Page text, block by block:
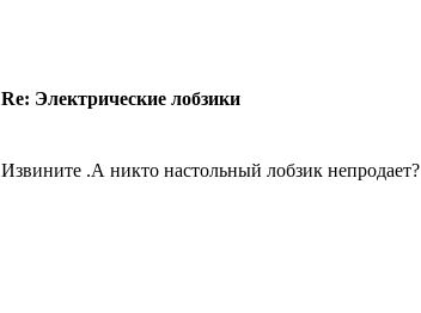
Re: Электрические лобзики
Извините .А никто настольный лобзик непродает?